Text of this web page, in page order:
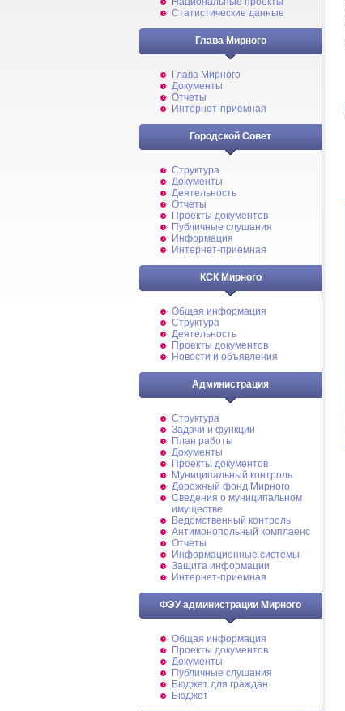
Статистические данные
Глава Мирного
Глава Мирного
Документы
Отчеты
Интернет-приемная
Городской Совет
Структура
Документы
Деятельность
Отчеты
Проекты документов
Публичные слушания
Информация
Интернет-приемная
КСК Мирного
Общая информация
Структура
Деятельность
Проекты документов
Новости и объявления
Администрация
Структура
Задачи и функции
План работы
Документы
Проекты документов
Муниципальный контроль
Дорожный фонд Мирного
Cведения о муниципальном
имуществе
Ведомственный контроль
Антимонопольный комплаенс
Отчеты
Информационные системы
Защита информации
Интернет-приемная
ФЭУ администрации Мирного
Общая информация
Проекты документов
Документы
Публичные слушания
Бюджет для граждан
Бюджет